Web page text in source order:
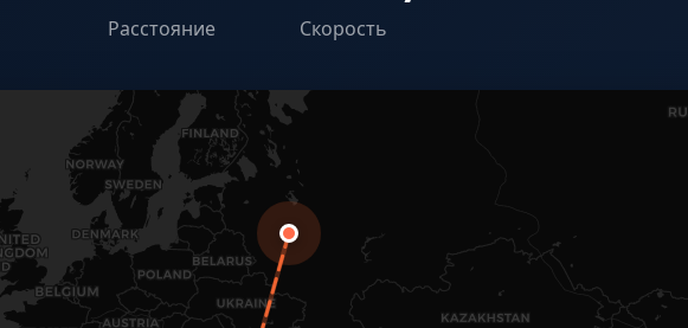
Расстояние Скорость